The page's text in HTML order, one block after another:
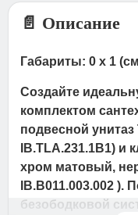
📄 Описание
Габариты: 0 x 1
Создайте
комплектом
подвесной унитаз
IB.TLA.231.1B1) и
хром матовый,
IB.B011.003.002 ).
безободковой